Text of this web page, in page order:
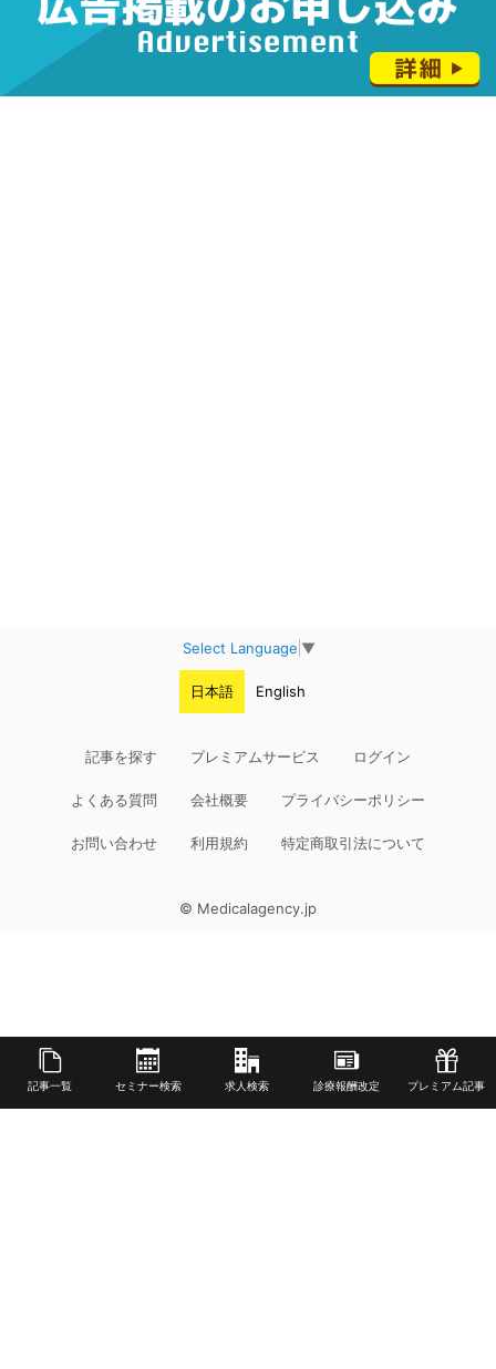
記事一覧 セミナー検索 求人検索 診療報酬改定 プレミアム記事
Select Language ▼
日本語 English
記事を探す プレミアムサービス ログイン
よくある質問 会社概要 プライバシーポリシー
お問い合わせ 利用規約 特定商取引法について
© Medicalagency.jp